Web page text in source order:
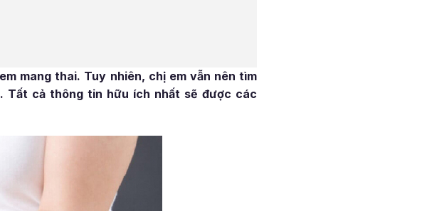
mang thai. Tuy nhiên, chị em vẫn nên tìm
Tất cả thông tin hữu ích nhất sẽ được các